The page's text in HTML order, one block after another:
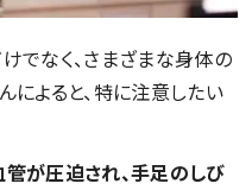
でなく、さまざまな身体の
によると、特に注意したい
が圧迫され、手足のしび